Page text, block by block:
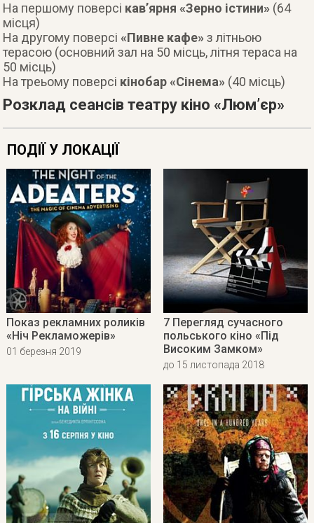
На першому поверсі кав’ярня «Зерно істини» (64
місця)
На другому поверсі«Пивне кафе»з літньою
терасою (основний зал на 50 місць, літня тераса на
50 місць)
На треьому поверсі кінобар «Сінема» (40 місць)
Розклад сеансів театру кіно «Люм’єр»
ПОДІЇ У ЛОКАЦІЇ
Показ рекламних роликів
«Ніч Рекламожерів»
01 березня 2019
7 Перегляд сучасного
польського кіно «Під
Високим Замком»
до 15 листопада 2018